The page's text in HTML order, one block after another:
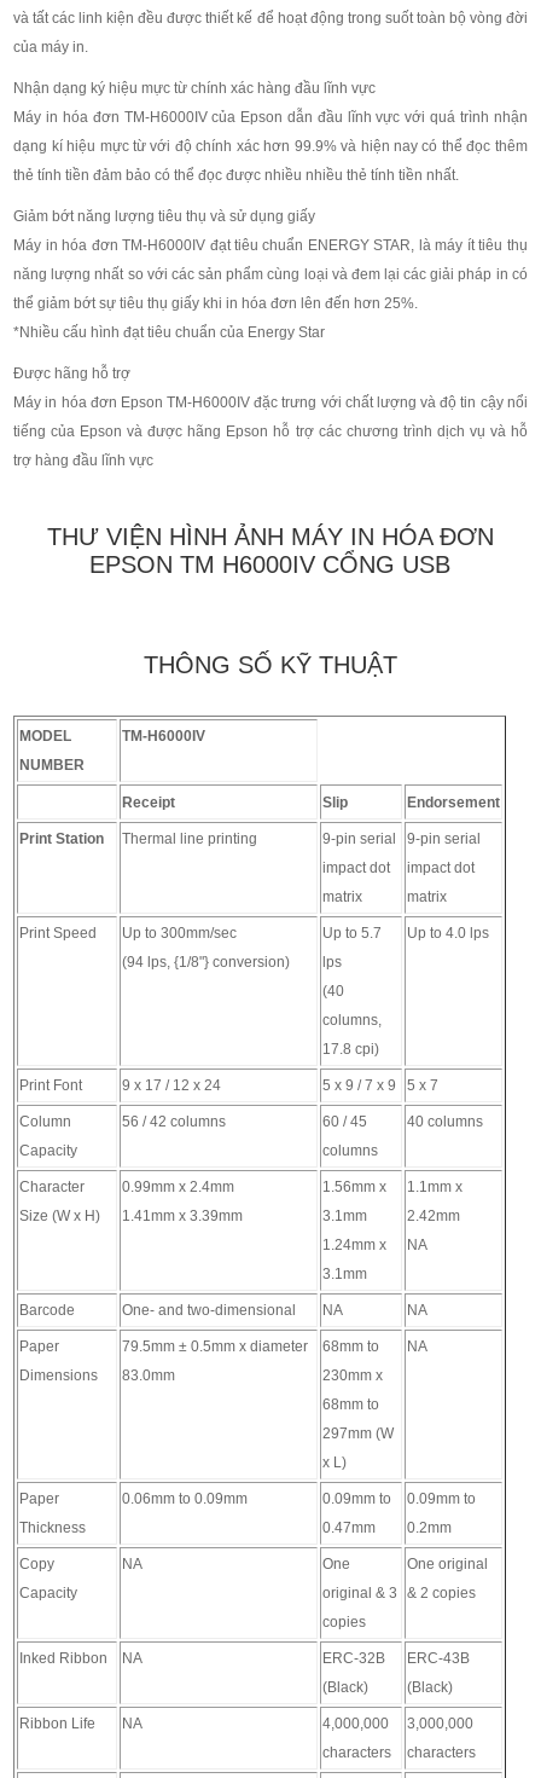
và tất các linh kiện đều được thiết kế để hoạt động trong suốt toàn bộ vòng đời
của máy in.
Nhận dạng ký hiệu mực từ chính xác hàng đầu lĩnh vực
Máy in hóa đơn TM-H6000IV của Epson dẫn đầu lĩnh vực với quá trình nhận
dạng kí hiệu mực từ với độ chính xác hơn 99.9% và hiện nay có thể đọc thêm
thẻ tính tiền đảm bảo có thể đọc được nhiều nhiều thẻ tính tiền nhất.
Giảm bớt năng lượng tiêu thụ và sử dụng giấy
Máy in hóa đơn TM-H6000IV đạt tiêu chuẩn ENERGY STAR, là máy ít tiêu thụ
năng lượng nhất so với các sản phẩm cùng loại và đem lại các giải pháp in có
thể giảm bớt sự tiêu thụ giấy khi in hóa đơn lên đến hơn 25%.
*Nhiều cấu hình đạt tiêu chuẩn của Energy Star
Được hãng hỗ trợ
Máy in hóa đơn Epson TM-H6000IV đặc trưng với chất lượng và độ tin cậy nổi
tiếng của Epson và được hãng Epson hỗ trợ các chương trình dịch vụ và hỗ
trợ hàng đầu lĩnh vực
THƯ VIỆN HÌNH ẢNH MÁY IN HÓA ĐƠN
EPSON TM H6000IV CỔNG USB
THÔNG SỐ KỸ THUẬT
MODEL
NUMBER
TM-H6000IV
Receipt Slip Endorsement
Print Station Thermal line printing
9-pin serial
impact dot
matrix
9-pin serial
impact dot
matrix
Print Speed
Up to 300mm/sec
(94 lps, {1/8"} conversion)
Up to 5.7
lps
(40
columns,
17.8 cpi)
Up to 4.0 lps
Print Font 9 x 17 / 12 x 24 5 x 9 / 7 x 9 5 x 7
Column
Capacity
56 / 42 columns
60 / 45
columns
40 columns
Character
Size (W x H)
0.99mm x 2.4mm
1.41mm x 3.39mm
1.56mm x
3.1mm
1.24mm x
3.1mm
1.1mm x
2.42mm
NA
Barcode One- and two-dimensional NA NA
Paper
Dimensions
79.5mm ± 0.5mm x diameter
83.0mm
68mm to
230mm x
68mm to
297mm (W
x L)
NA
Paper
Thickness
0.06mm to 0.09mm
0.09mm to
0.47mm
0.09mm to
0.2mm
Copy
Capacity
NA
One
original & 3
copies
One original
& 2 copies
Inked Ribbon NA
ERC-32B
(Black)
ERC-43B
(Black)
Ribbon Life NA
4,000,000
characters
3,000,000
characters